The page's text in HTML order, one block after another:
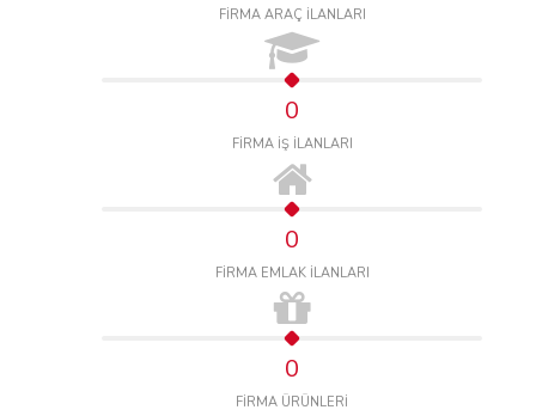
FİRMA ARAÇ İLANLARI
0
FİRMA İŞ İLANLARI
0
FİRMA EMLAK İLANLARI
0
FİRMA ÜRÜNLERİ